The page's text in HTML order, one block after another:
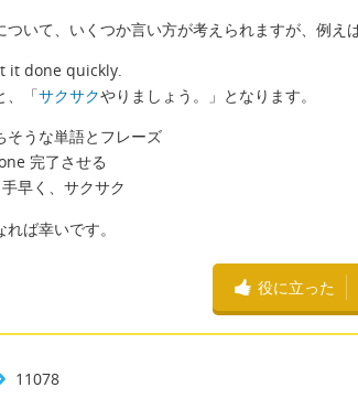
ついて、いくつか言い方が考えられますが、例えば
it done quickly.
、「サクサクやりましょう。」となります。
そうな単語とフレーズ
完了させる
早く、サクサク
ば幸いです。
役に立った
11078